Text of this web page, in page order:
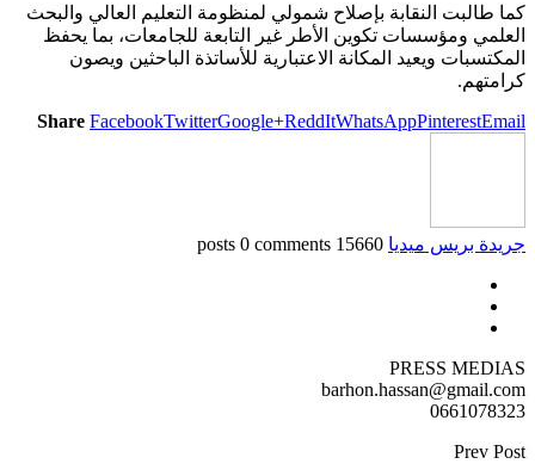
كما طالبت النقابة بإصلاح شمولي لمنظومة التعليم العالي والبحث
العلمي ومؤسسات تكوين الأطر غير التابعة للجامعات، بما يحفظ
المكتسبات ويعيد المكانة الاعتبارية للأساتذة الباحثين ويصون
كرامتهم.
Share FacebookTwitterGoogle+ReddItWhatsAppPinterestEmail
جريدة بريس ميديا 15660 posts
0 comments
PRESS MEDIAS
barhon.hassan@gmail.com
0661078323
Prev Post